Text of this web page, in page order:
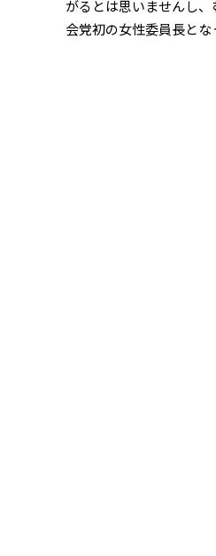
がるとは思いませんし
会党初の女性委員長と